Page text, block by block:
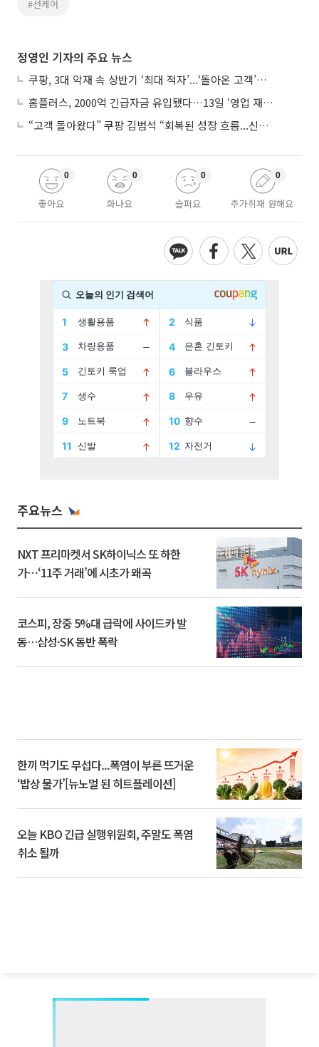
#선케어
정영인 기자의 주요 뉴스
쿠팡, 3대 악재 속 상반기 ‘최대 적자’...‘돌아온 고객’에 수익성 반등 주목
홈플러스, 2000억 긴급자금 유입됐다…13일 ‘영업 재개’
“고객 돌아왔다” 쿠팡 김범석 “회복된 성장 흐름...신사업 확대 위한 투자 유지”
좋아요
0
화나요
0
슬퍼요
0
추가취재 원해요
0
주요뉴스
NXT 프리마켓서 SK하이닉스 또 하한
가⋯‘11주 거래’에 시초가 왜곡
코스피, 장중 5%대 급락에 사이드카 발
동…삼성·SK 동반 폭락
한끼 먹기도 무섭다...폭염이 부른 뜨거운
‘밥상 물가’[뉴노멀 된 히트플레이션]
오늘 KBO 긴급 실행위원회, 주말도 폭염
취소 될까